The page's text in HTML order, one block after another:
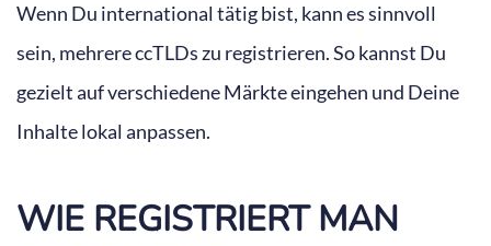
Wenn Du international tätig bist, kann es sinnvoll
sein, mehrere ccTLDs zu registrieren. So kannst Du
gezielt auf verschiedene Märkte eingehen und Deine
Inhalte lokal anpassen.
WIE REGISTRIERT MAN